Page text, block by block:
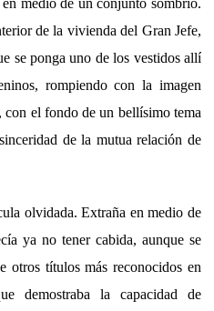
medio de un conjunto sombrío.
de la vivienda del Gran Jefe,
se ponga uno de los vestidos allí
rompiendo con la imagen
el fondo de un bellísimo tema
de la mutua relación de
olvidada. Extraña en medio de
ya no tener cabida, aunque se
otros títulos más reconocidos en
demostraba la capacidad de